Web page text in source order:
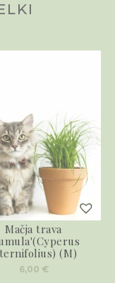
Mačja trava
(M)
6,00 €